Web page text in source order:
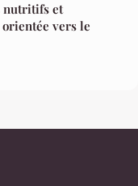
nutritifs et
vers le